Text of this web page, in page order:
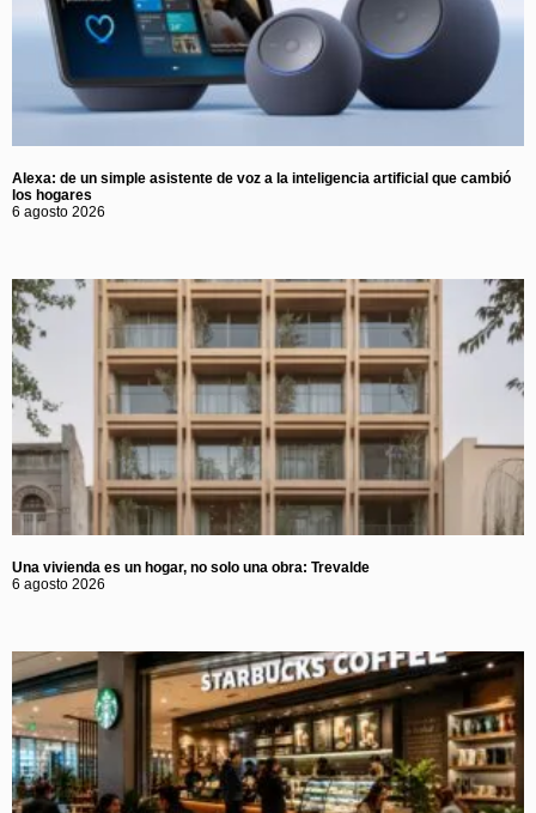
Alexa: de un simple asistente de voz a la inteligencia artificial que cambió
los hogares
6 agosto 2026
Una vivienda es un hogar, no solo una obra: Trevalde
6 agosto 2026